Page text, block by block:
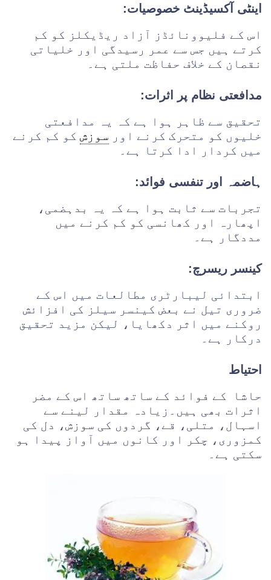
اینٹی آکسیڈینٹ خصوصیات:
اس کے فلیوونائڈز آزاد ریڈیکلز کو کم
کرتے ہیں جس سے عمر رسیدگی اور خلیاتی
نقصان کے خلاف حفاظت ملتی ہے۔
مدافعتی نظام پر اثرات:
تحقیق سے ظاہر ہوا ہے کہ یہ مدافعتی
خلیوں کو متحرک کرنے اور سوزش کو کم کرنے
میں کردار ادا کرتا ہے۔
ہاضمہ اور تنفسی فوائد:
تجربات سے ثابت ہوا ہے کہ یہ بدہضمی،
اپھارہ اور کھانسی کو کم کرنے میں
مددگار ہے۔
کینسر ریسرچ:
ابتدائی لیبارٹری مطالعات میں اس کے
ضروری تیل نے بعض کینسر سیلز کی افزائش
روکنے میں اثر دکھایا، لیکن مزید تحقیق
درکار ہے۔
احتیاط
حاشا کے فوائد کے ساتھ ساتھ اس کے مضر
اثرات بھی ہیں۔زیادہ مقدار لینے سے
اسہال، متلی، قے، گردوں کی سوزش، دل کی
کمزوری، چکر اور کانوں میں آواز پیدا ہو
سکتی ہے۔